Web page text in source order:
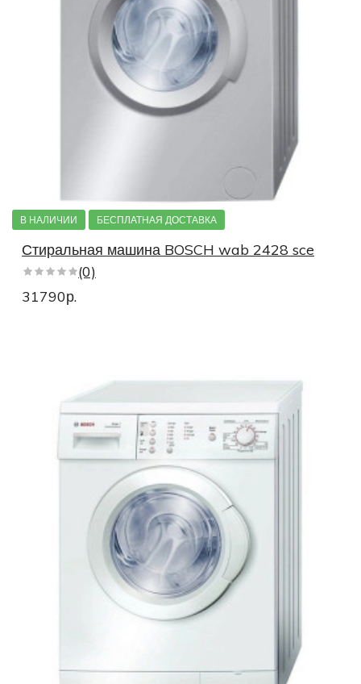
В НАЛИЧИИ БЕСПЛАТНАЯ ДОСТАВКА
Стиральная машина BOSCH wab 2428 sce
(0)
31790р.